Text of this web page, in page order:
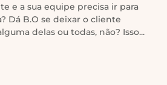
e a sua equipe precisa ir para
Dá B.O se deixar o cliente
delas ou todas, não? Isso...